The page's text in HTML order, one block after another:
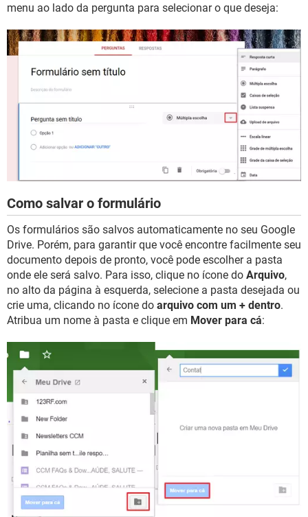
menu ao lado da pergunta para selecionar o que deseja:
Como salvar o formulário
Os formulários são salvos automaticamente no seu Google
Drive. Porém, para garantir que você encontre facilmente seu
documento depois de pronto, você pode escolher a pasta
onde ele será salvo. Para isso, clique no ícone do Arquivo,
no alto da página à esquerda, selecione a pasta desejada ou
crie uma, clicando no ícone do arquivo com um + dentro.
Atribua um nome à pasta e clique em Mover para cá: